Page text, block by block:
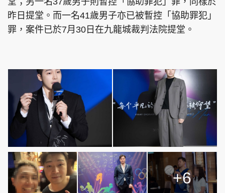
昨日提堂。而一名41歲男子亦已被暫控「協助罪犯」
罪，案件已於7月30日在九龍城裁判法院提堂。
+6